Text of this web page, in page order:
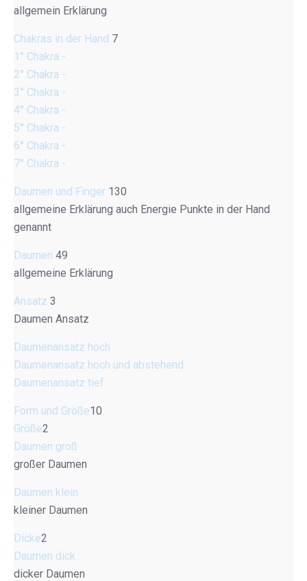
allgemein Erklärung
Chakras in der Hand 7
1° Chakra -
2° Chakra -
3° Chakra -
4° Chakra -
5° Chakra -
6° Chakra -
7° Chakra -
Daumen und Finger 130
allgemeine Erklärung auch Energie Punkte in der Hand
genannt
Daumen 49
allgemeine Erklärung
Ansatz 3
Daumen Ansatz
Daumenansatz hoch
Daumenansatz hoch und abstehend
Daumenansatz tief
Form und Größe10
Größe2
Daumen groß
großer Daumen
Daumen klein
kleiner Daumen
Dicke2
Daumen dick
dicker Daumen